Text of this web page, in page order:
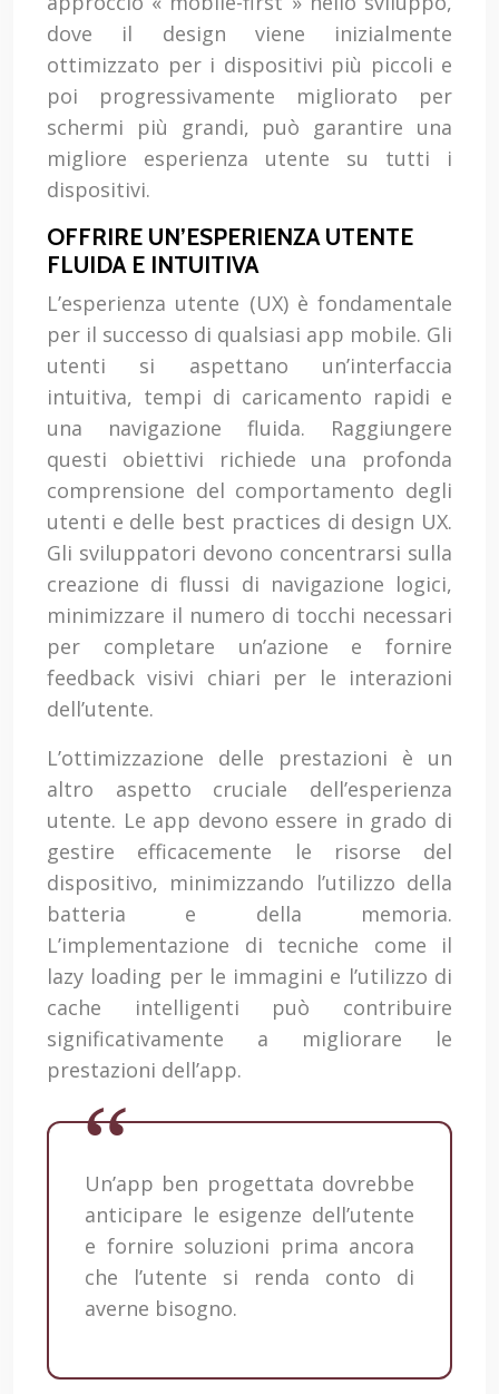
dove il design viene inizialmente
ottimizzato per i dispositivi più piccoli e
poi progressivamente migliorato per
schermi più grandi, può garantire una
migliore esperienza utente su tutti i
dispositivi.
OFFRIRE UN’ESPERIENZA UTENTE
FLUIDA E INTUITIVA
L’esperienza utente (UX) è fondamentale
per il successo di qualsiasi app mobile. Gli
utenti si aspettano un’interfaccia
intuitiva, tempi di caricamento rapidi e
una navigazione fluida. Raggiungere
questi obiettivi richiede una profonda
comprensione del comportamento degli
utenti e delle best practices di design UX.
Gli sviluppatori devono concentrarsi sulla
creazione di flussi di navigazione logici,
minimizzare il numero di tocchi necessari
per completare un’azione e fornire
feedback visivi chiari per le interazioni
dell’utente.
L’ottimizzazione delle prestazioni è un
altro aspetto cruciale dell’esperienza
utente. Le app devono essere in grado di
gestire efficacemente le risorse del
dispositivo, minimizzando l’utilizzo della
batteria e della memoria.
L’implementazione di tecniche come il
lazy loading per le immagini e l’utilizzo di
cache intelligenti può contribuire
significativamente a migliorare le
prestazioni dell’app.
Un’app ben progettata dovrebbe
anticipare le esigenze dell’utente
e fornire soluzioni prima ancora
che l’utente si renda conto di
averne bisogno.